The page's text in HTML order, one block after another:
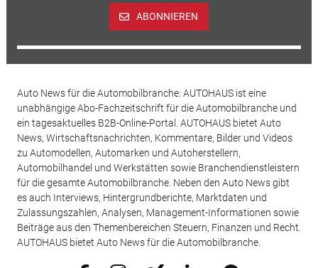
ABONNIEREN
Auto News für die Automobilbranche: AUTOHAUS ist eine
unabhängige Abo-Fachzeitschrift für die Automobilbranche und
ein tagesaktuelles B2B-Online-Portal. AUTOHAUS bietet Auto
News, Wirtschaftsnachrichten, Kommentare, Bilder und Videos
zu Automodellen, Automarken und Autoherstellern,
Automobilhandel und Werkstätten sowie Branchendienstleistern
für die gesamte Automobilbranche. Neben den Auto News gibt
es auch Interviews, Hintergrundberichte, Marktdaten und
Zulassungszahlen, Analysen, Management-Informationen sowie
Beiträge aus den Themenbereichen Steuern, Finanzen und Recht.
AUTOHAUS bietet Auto News für die Automobilbranche.